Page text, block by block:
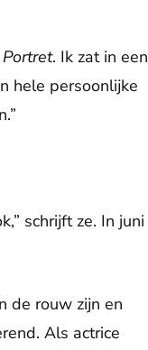
Portret. Ik zat in een
hele persoonlijke
schrijft ze. In juni
de rouw zijn en
Als actrice